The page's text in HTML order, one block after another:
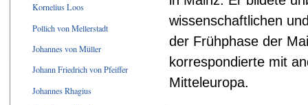
Kornelius Loos
Pollich von Mellerstadt
Johannes von Müller
Johann Friedrich von Pfeiffer
Johannes Rhagius
wissenschaftlichen
der Frühphase der
korrespondierte mit
Mitteleuropa.